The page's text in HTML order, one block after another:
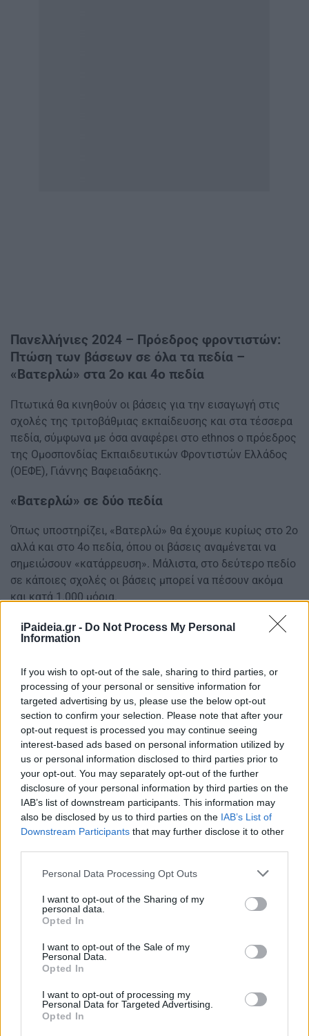
iPaideia.gr - Do Not Process My Personal
Information
If you wish to opt-out of the sale, sharing to third parties, or
processing of your personal or sensitive information for
targeted advertising by us, please use the below opt-out
section to confirm your selection. Please note that after your
opt-out request is processed you may continue seeing
interest-based ads based on personal information utilized by
us or personal information disclosed to third parties prior to
your opt-out. You may separately opt-out of the further
disclosure of your personal information by third parties on the
IAB’s list of downstream participants. This information may
also be disclosed by us to third parties on the IAB’s List of
Downstream Participants that may further disclose it to other
Please note that this website/app uses one or more Google
not limited to your visit or usage behaviour. You may click to
grant or deny consent to Google and its third-party tags to
use your data for below specified purposes in below Google
consent section.
Personal Data Processing Opt Outs
I want to opt-out of the Sharing of my
personal data.
Opted In
I want to opt-out of the Sale of my
Personal Data.
Opted In
I want to opt-out of processing my
Personal Data for Targeted Advertising.
Opted In
Πανελλήνιες 2024 – Πρόεδρος φροντιστών:
Πτώση των βάσεων σε όλα τα πεδία –
«Βατερλώ» στα 2ο και 4ο πεδία
Πτωτικά θα κινηθούν οι βάσεις για την εισαγωγή στις
σχολές της τριτοβάθμιας εκπαίδευσης και στα τέσσερα
πεδία, σύμφωνα με όσα αναφέρει στο ethnos ο πρόεδρος
της Ομοσπονδίας Εκπαιδευτικών Φροντιστών Ελλάδος
(ΟΕΦΕ), Γιάννης Βαφειαδάκης.
«Βατερλώ» σε δύο πεδία
Όπως υποστηρίζει, «Βατερλώ» θα έχουμε κυρίως στο 2ο
αλλά και στο 4ο πεδία, όπου οι βάσεις αναμένεται να
σημειώσουν «κατάρρευση». Μάλιστα, στο δεύτερο πεδίο
σε κάποιες σχολές οι βάσεις μπορεί να πέσουν ακόμα
και κατά 1.000 μόρια.